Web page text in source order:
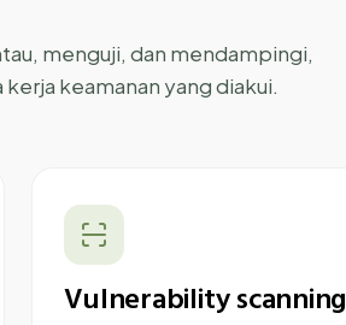
menguji, dan mendampingi,
keamanan yang diakui.
Vulnerability scanning